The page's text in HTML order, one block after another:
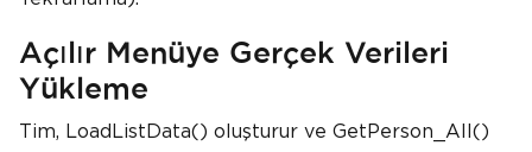
Açılır Menüye Gerçek Verileri
Yükleme
Tim, LoadListData() oluşturur ve GetPerson_All()